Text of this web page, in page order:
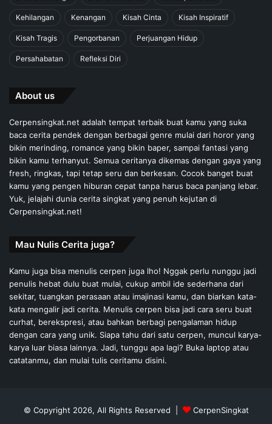
Kehilangan Kenangan Kisah Cinta Kisah Inspiratif
Kisah Tragis Pengorbanan Perjuangan Hidup
Persahabatan Refleksi Diri
About us
Cerpensingkat.net adalah tempat terbaik buat kamu yang suka
baca cerita pendek dengan berbagai genre mulai dari horor yang
bikin merinding, romance yang bikin baper, sampai fantasi yang
bikin kamu terhanyut. Semua ceritanya dikemas dengan gaya yang
fresh, ringkas, tapi tetap seru dan berkesan. Cocok banget buat
kamu yang pengen hiburan cepat tanpa harus baca panjang lebar.
Yuk, jelajahi dunia cerita singkat yang penuh kejutan di
Cerpensingkat.net!
Mau Nulis Cerita juga?
Kamu juga bisa menulis cerpen juga lho! Nggak perlu nunggu jadi
penulis hebat dulu buat mulai, cukup ambil ide sederhana dari
sekitar, tuangkan perasaan atau imajinasi kamu, dan biarkan kata-
kata mengalir jadi cerita. Menulis cerpen bisa jadi cara seru buat
curhat, berekspresi, atau bahkan berbagi pengalaman hidup
dengan cara yang unik. Siapa tahu dari satu cerpen, muncul karya-
karya luar biasa lainnya. Jadi, tunggu apa lagi? Buka laptop atau
catatanmu, dan mulai tulis ceritamu disini.
© Copyright 2026, All Rights Reserved | CerpenSingkat